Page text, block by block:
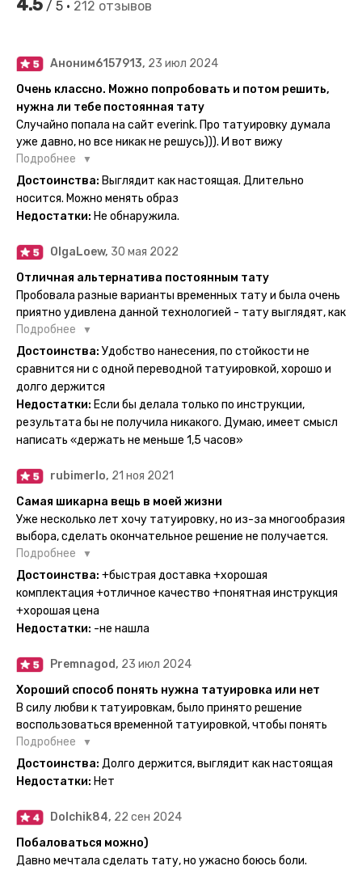
4.5 / 5 • 212 отзывов
Аноним6157913, 23 июл 2024
Очень классно. Можно попробовать и потом решить,
нужна ли тебе постоянная тату
Случайно попала на сайт everink. Про татуировку думала
уже давно, но все никак не решусь))). И вот вижу
великолепный каталог everink. Тату на любой вкус.
Заказала и не пожалела. Супер. Выглядит как настоящая.
Посмотрю как булет ы носке. Обязательно закажу ещё.
Подробнее
Достоинства: Выглядит как настоящая. Длительно
носится. Можно менять образ
Недостатки: Не обнаружила.
OlgaLoew, 30 мая 2022
Отличная альтернатива постоянным тату
Пробовала разные варианты временных тату и была очень
приятно удивлена данной технологией - тату выглядят, как
настоящие, и не тускнеют больше недели даже несмотря
на контакты с водой! На сайте очень большой выбор по
тематике и размерам, быстрая доставка. Заказывала сразу
очередного рисунка у меня на руке друзья до сих пор
каждый раз уточняют, временная ли тату или я всё-таки
решила себе что-то набить :) Т. к. если следовать
инструкции, то её действительно не отличить от
настоящей. Главное, не стараться перевести большую
тату на какой-то маленький участок кожи (например,
запястье) - вследствие чего могут плохо отпечататься
какие-то части рисунка. Но это, скажем так, риски, которые
вы берёте на себя сами ;)
Подробнее
Достоинства: Удобство нанесения, по стойкости не
сравнится ни с одной переводной татуировкой, хорошо и
долго держится
Недостатки: Если бы делала только по инструкции,
результата бы не получила никакого. Думаю, имеет смысл
написать «держать не меньше 1,5 часов»
rubimerlo, 21 ноя 2021
Самая шикарна вещь в моей жизни
Уже несколько лет хочу татуировку, но из-за многообразия
выбора, сделать окончательное решение не получается.
Поэтому everink стали для меня настоящей находкой. Как
только тату пришли, я сразу понеслась их забирать. Хочу
отметить, что у everink очень большой выбор мест для
доставки, что значительно упрощает процесс получения
тату. Посылка была упакованна в бумажный плотный
конверт, внутри оказалась ещё одна упаковка с
дизайнерским принтом. Комплектация набора: сами тату,
упакованные в специальные пакетики, салфетки,
инструкция по нанесению. Всё выглядит очень мило. Я уже
нанесла одну из них и сейчас жду результата. Всё очень
понятно объяснено, отдельным плюсом для меня стала
картинка с обозначениями тех мечт, где тату будет
держаться дольше всего. В общем всём советую и
рекомендую, буду заказывать ещё))
Подробнее
Достоинства: +быстрая доставка +хорошая
комплектация +отличное качество +понятная инструкция
+хорошая цена
Недостатки: -не нашла
Premnagod, 23 июл 2024
Хороший способ понять нужна татуировка или нет
В силу любви к татуировкам, было принято решение
воспользоваться временной татуировкой, чтобы понять
хочется набивать настоящую или нет, как оказалось
смысла набивать нет, ведь можно постоянно делать
временные татуировки и в случае если одна не понравится
больше ничего и не нужно.
Подробнее
Достоинства: Долго держится, выглядит как настоящая
Недостатки: Нет
Dolchik84, 22 сен 2024
Побаловаться можно)
Давно мечтала сделать тату, но ужасно боюсь боли.